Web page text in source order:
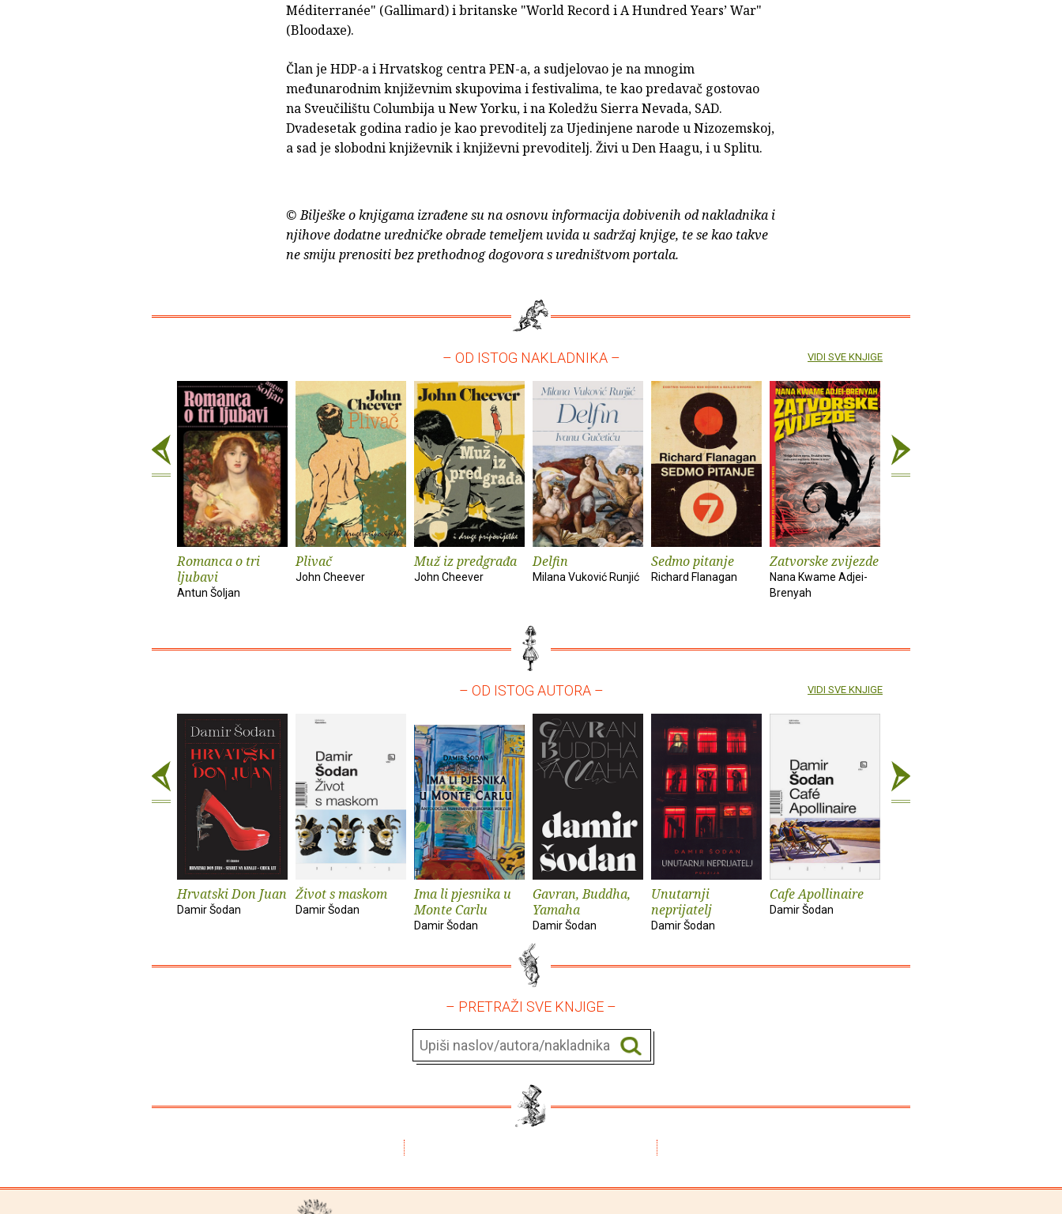
Méditerranée" (Gallimard) i britanske "World Record i A Hundred Years’ War"
(Bloodaxe).
Član je HDP-a i Hrvatskog centra PEN-a, a sudjelovao je na mnogim
međunarodnim književnim skupovima i festivalima, te kao predavač gostovao
na Sveučilištu Columbija u New Yorku, i na Koledžu Sierra Nevada, SAD.
Dvadesetak godina radio je kao prevoditelj za Ujedinjene narode u Nizozemskoj,
a sad je slobodni književnik i književni prevoditelj. Živi u Den Haagu, i u Splitu.
© Bilješke o knjigama izrađene su na osnovu informacija dobivenih od nakladnika i
njihove dodatne uredničke obrade temeljem uvida u sadržaj knjige, te se kao takve
ne smiju prenositi bez prethodnog dogovora s uredništvom portala.
– OD ISTOG NAKLADNIKA –
Romanca o tri
ljubavi
Antun Šoljan
Plivač
John Cheever
Muž iz predgrađa
John Cheever
Delfin
Milana Vuković Runjić
Sedmo pitanje
Richard Flanagan
Zatvorske zvijezde
Nana Kwame Adjei-
Brenyah
VIDI SVE KNJIGE
– OD ISTOG AUTORA –
Hrvatski Don Juan
Damir Šodan
Život s maskom
Damir Šodan
Ima li pjesnika u
Monte Carlu
Damir Šodan
Gavran, Buddha,
Yamaha
Damir Šodan
Unutarnji
neprijatelj
Damir Šodan
Cafe Apollinaire
Damir Šodan
VIDI SVE KNJIGE
– PRETRAŽI SVE KNJIGE –